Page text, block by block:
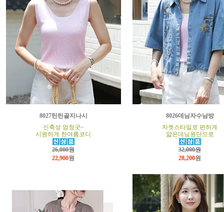
8027틴틴골지나시
신축성 엄청굿~
시원하게 한여름코디
26,000원
22,900원
8026데님자수남방
자켓스타일로 편하게
얇은데님원단으로
32,000원
28,200원